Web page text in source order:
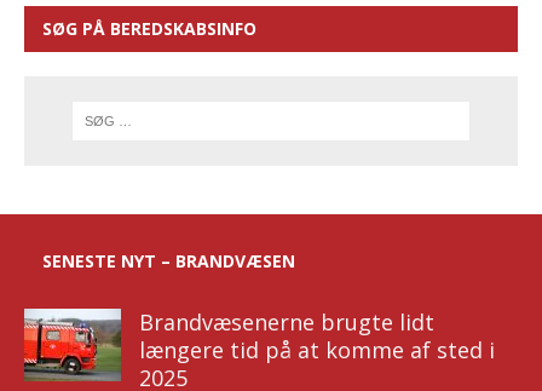
SØG PÅ BEREDSKABSINFO
SENESTE NYT – BRANDVÆSEN
Brandvæsenerne brugte lidt
længere tid på at komme af sted i
2025